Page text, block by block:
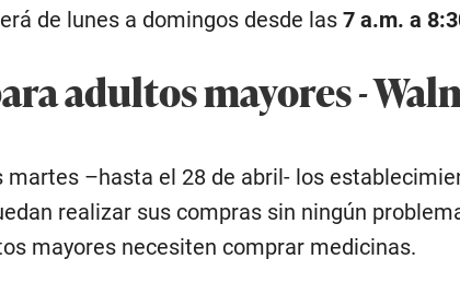
de lunes a domingos desde las7 a.m. a
adultos mayores -
–hasta el 28 de abril- los
realizar sus compras sin ningún
mayores necesiten comprar medicinas.